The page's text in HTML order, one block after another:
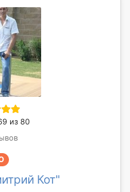
из 80
Кот"